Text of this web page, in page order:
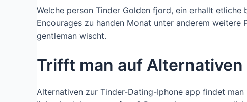
Welche person Tinder Golden fjord, ein erhallt etliche
Encourages zu handen Monat unter anderem
gentleman wischt.
Trifft man auf Alternativen
Alternativen zur Tinder-Dating-Iphone app findet